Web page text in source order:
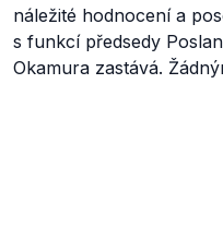
náležité hodnocení a
s funkcí předsedy
Okamura zastává.